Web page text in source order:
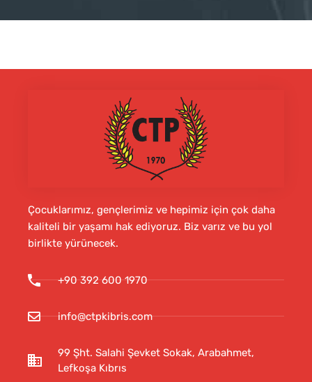
Çocuklarımız, gençlerimiz ve hepimiz için çok daha
kaliteli bir yaşamı hak ediyoruz. Biz varız ve bu yol
birlikte yürünecek.
+90 392 600 1970
info@ctpkibris.com
99 Şht. Salahi Şevket Sokak, Arabahmet,
Lefkoşa Kıbrıs